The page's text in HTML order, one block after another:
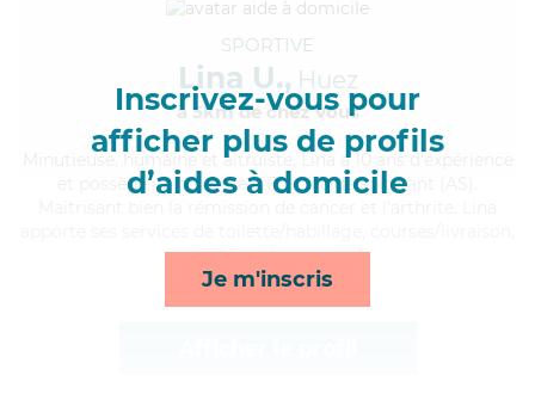
Inscrivez-vous pour
afficher plus de profils
d’aides à domicile
Je m'inscris
SPORTIVE
Lina U., Huez
à 5km de chez Vous
, humaine et altruiste, Lina a 10 ans d'expérience
et possède un diplôme d'Etat d'aide-soignant (AS).
activités et transports*